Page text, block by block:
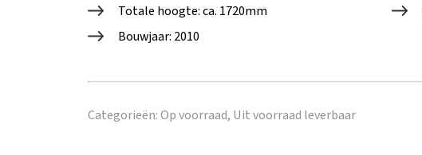
Totale hoogte: ca. 1720mm
Bouwjaar: 2010
Categorieën:Op voorraad, Uit voorraad leverbaar